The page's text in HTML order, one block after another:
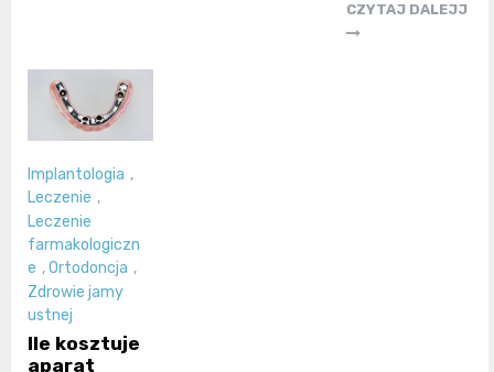
CZYTAJ DALEJJ
Implantologia ,
Leczenie ,
Leczenie
farmakologiczn
e ,Ortodoncja ,
Zdrowie jamy
ustnej
Ile kosztuje
aparat